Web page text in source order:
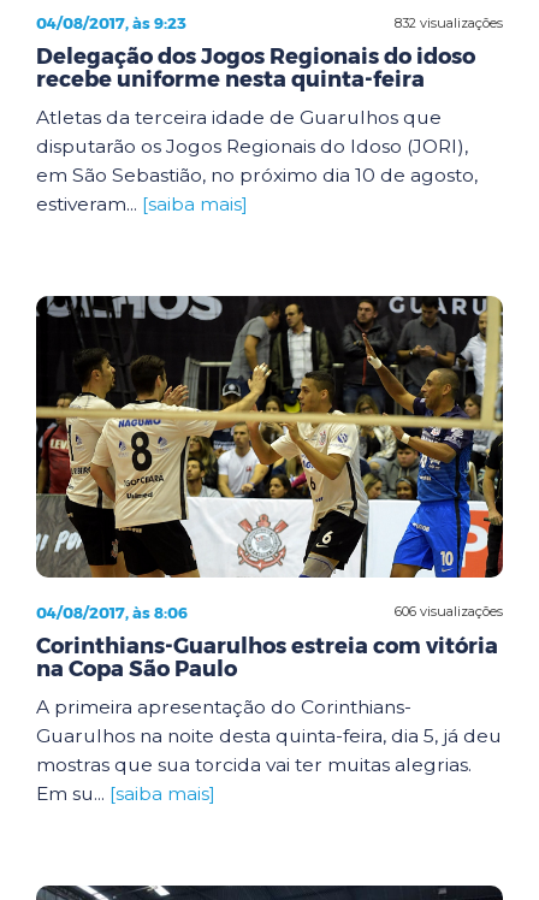
832 visualizações
04/08/2017, às 9:23
Delegação dos Jogos Regionais do idoso
recebe uniforme nesta quinta-feira
Atletas da terceira idade de Guarulhos que
disputarão os Jogos Regionais do Idoso (JORI),
em São Sebastião, no próximo dia 10 de agosto,
estiveram... [saiba mais]
606 visualizações
04/08/2017, às 8:06
Corinthians-Guarulhos estreia com vitória
na Copa São Paulo
A primeira apresentação do Corinthians-
Guarulhos na noite desta quinta-feira, dia 5, já deu
mostras que sua torcida vai ter muitas alegrias.
Em su... [saiba mais]